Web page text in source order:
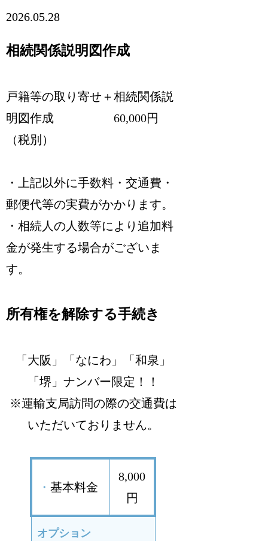
2026.05.28
相続関係説明図作成
戸籍等の取り寄せ＋相続関係説
明図作成 60,000円
（税別）
・上記以外に手数料・交通費・
郵便代等の実費がかかります。
・相続人の人数等により追加料
金が発生する場合がございま
す。
所有権を解除する手続き
「大阪」「なにわ」「和泉」
「堺」ナンバー限定！！
※運輸支局訪問の際の交通費は
いただいておりません。
・基本料金
8,000
円
オプション